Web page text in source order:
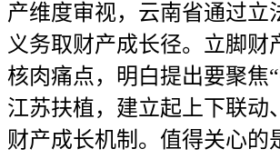
产维度审视，云南省通过立
义务取财产成长径。立脚财
核肉痛点，明白提出要聚焦
江苏扶植，建立起上下联动
财产成长机制。值得关心的